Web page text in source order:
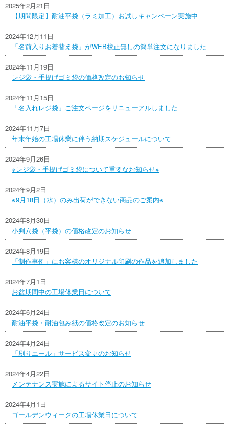
2025年2月21日
【期間限定】耐油平袋（ラミ加工）お試しキャンペーン実施中
2024年12月11日
「名前入りお着替え袋」がWEB校正無しの簡単注文になりました
2024年11月19日
レジ袋・手提げゴミ袋の価格改定のお知らせ
2024年11月15日
「名入れレジ袋」ご注文ページをリニューアルしました
2024年11月7日
年末年始の工場休業に伴う納期スケジュールについて
2024年9月26日
※レジ袋・手提げゴミ袋について重要なお知らせ※
2024年9月2日
※9月18日（水）のみ出荷ができない商品のご案内※
2024年8月30日
小判穴袋（平袋）の価格改定のお知らせ
2024年8月19日
「制作事例」にお客様のオリジナル印刷の作品を追加しました
2024年7月1日
お盆期間中の工場休業日について
2024年6月24日
耐油平袋・耐油包み紙の価格改定のお知らせ
2024年4月24日
「刷りエール」サービス変更のお知らせ
2024年4月22日
メンテナンス実施によるサイト停止のお知らせ
2024年4月1日
ゴールデンウィークの工場休業日について